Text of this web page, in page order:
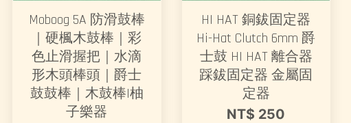
Moboog 5A 防滑鼓棒
｜硬楓木鼓棒｜彩
色止滑握把｜水滴
形木頭棒頭｜爵士
鼓鼓棒｜木鼓棒|柚
子樂器
HI HAT 銅鈸固定器
Hi-Hat Clutch 6mm 爵
士鼓 HI HAT 離合器
踩鈸固定器 金屬固
定器
NT$ 250